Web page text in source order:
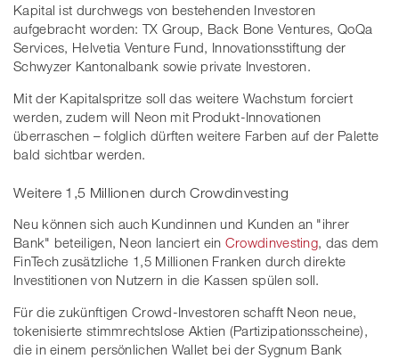
Kapital ist durchwegs von bestehenden Investoren
aufgebracht worden: TX Group, Back Bone Ventures, QoQa
Services, Helvetia Venture Fund, Innovationsstiftung der
Schwyzer Kantonalbank sowie private Investoren.
Mit der Kapitalspritze soll das weitere Wachstum forciert
werden, zudem will Neon mit Produkt-Innovationen
überraschen – folglich dürften weitere Farben auf der Palette
bald sichtbar werden.
Weitere 1,5 Millionen durch Crowdinvesting
Neu können sich auch Kundinnen und Kunden an "ihrer
Bank" beteiligen, Neon lanciert ein Crowdinvesting, das dem
FinTech zusätzliche 1,5 Millionen Franken durch direkte
Investitionen von Nutzern in die Kassen spülen soll.
Für die zukünftigen Crowd-Investoren schafft Neon neue,
tokenisierte stimmrechtslose Aktien (Partizipationsscheine),
die in einem persönlichen Wallet bei der Sygnum Bank